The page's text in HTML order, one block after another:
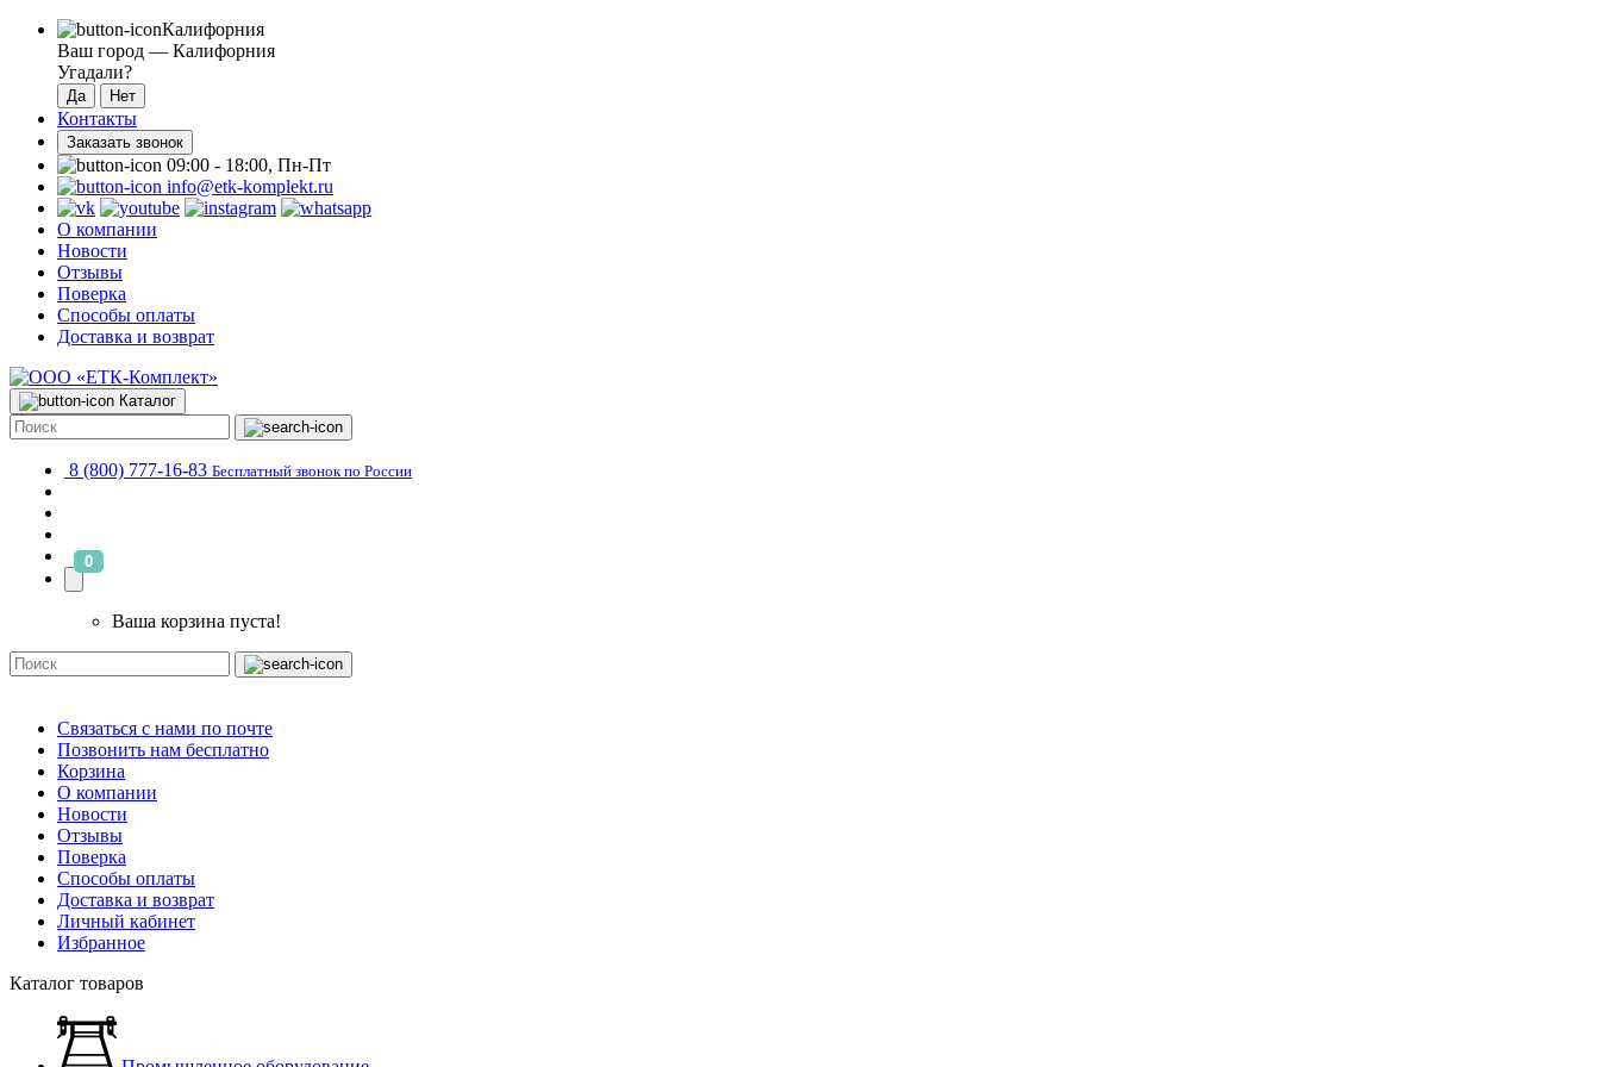
Калифорния
Ваш город — Калифорния
Угадали?
Контакты
Заказать звонок
09:00 - 18:00, Пн-Пт
info@etk-komplekt.ru
О компании
Новости
Отзывы
Поверка
Способы оплаты
Доставка и возврат
Каталог
8 (800) 777-16-83 Бесплатный звонок по России
0
Ваша корзина пуста!
Связаться с нами по почте
Позвонить нам бесплатно
Корзина
О компании
Новости
Отзывы
Поверка
Способы оплаты
Доставка и возврат
Личный кабинет
Избранное
Каталог товаров